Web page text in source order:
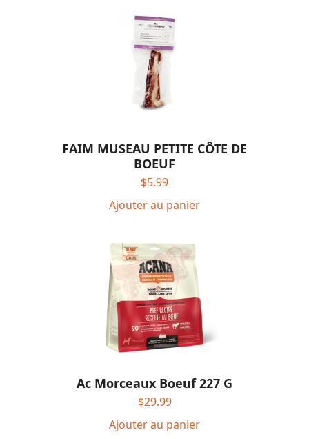
FAIM MUSEAU PETITE CÔTE DE
BOEUF
$5.99
Ajouter au panier
Ac Morceaux Boeuf 227 G
$29.99
Ajouter au panier